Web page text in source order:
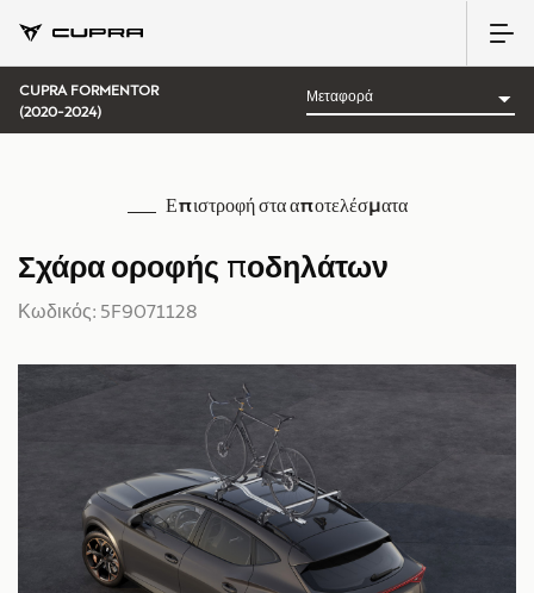
CUPRA FORMENTOR
(2020-2024)
Επιστροφή στα αποτελέσματα
Σχάρα οροφής ποδηλάτων
Κωδικός: 5F9071128